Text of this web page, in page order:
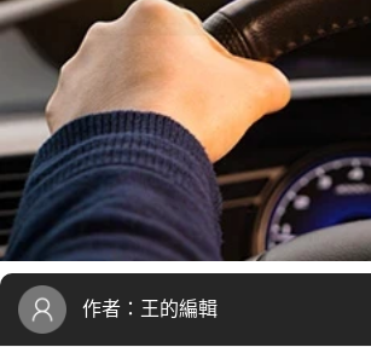
作者： 王的編輯